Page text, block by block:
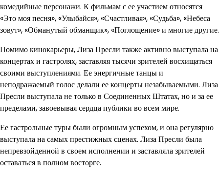
комедийные персонажи. К фильмам с ее участием относятся
«Это моя песня», «Улыбайся», «Счастливая», «Судьба», «Небеса
зовут», «Обманутый обманщик», «Поглощение» и многие другие.
Помимо кинокарьеры, Лиза Пресли также активно выступала на
концертах и гастролях, заставляя тысячи зрителей восхищаться
своими выступлениями. Ее энергичные танцы и
неподражаемый голос делали ее концерты незабываемыми. Лиза
Пресли выступала не только в Соединенных Штатах, но и за ее
пределами, завоевывая сердца публики во всем мире.
Ее гастрольные туры были огромным успехом, и она регулярно
выступала на самых престижных сценах. Лиза Пресли была
непревзойденной в своем исполнении и заставляла зрителей
оставаться в полном восторге.